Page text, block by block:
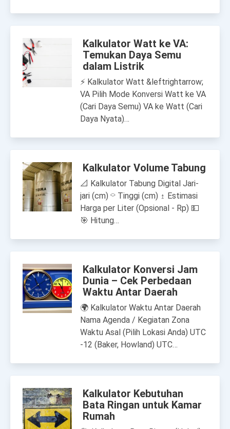
Kalkulator Watt ke VA:
Temukan Daya Semu
dalam Listrik
⚡ Kalkulator Watt &leftrightarrow;
VA Pilih Mode Konversi Watt ke VA
(Cari Daya Semu) VA ke Watt (Cari
Daya Nyata)…
Kalkulator Volume Tabung
📐 Kalkulator Tabung Digital Jari-
jari (cm) ⌔ Tinggi (cm) ↥ Estimasi
Harga per Liter (Opsional - Rp) 💵
🎯 Hitung…
Kalkulator Konversi Jam
Dunia – Cek Perbedaan
Waktu Antar Daerah
🌍 Kalkulator Waktu Antar Daerah
Nama Agenda / Kegiatan Zona
Waktu Asal (Pilih Lokasi Anda) UTC
-12 (Baker, Howland) UTC…
Kalkulator Kebutuhan
Bata Ringan untuk Kamar
Rumah